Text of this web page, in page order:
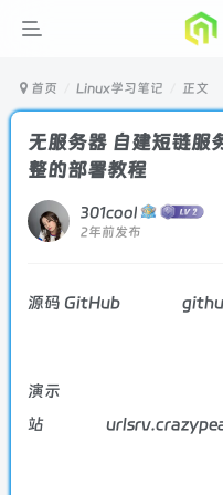
首页 Linux学习笔记 正文
无服务器 自建短链
整的部署教程
301cool
2年前发布
源码 GitHub
演示
站